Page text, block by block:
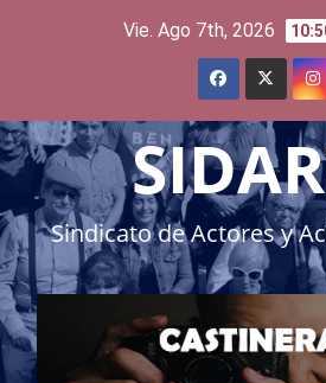
Vie. Ago 7th, 2026
Sindicato de Actores y